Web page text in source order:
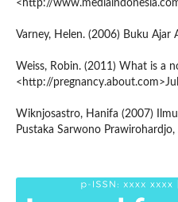
<http://
Varney, Helen. (2006) Buku Ajar
Weiss, Robin. (2011) What is a
<http://
Wiknjosastro, Hanifa (2007) Ilmu
Pustaka Sarwono Prawirohardjo,